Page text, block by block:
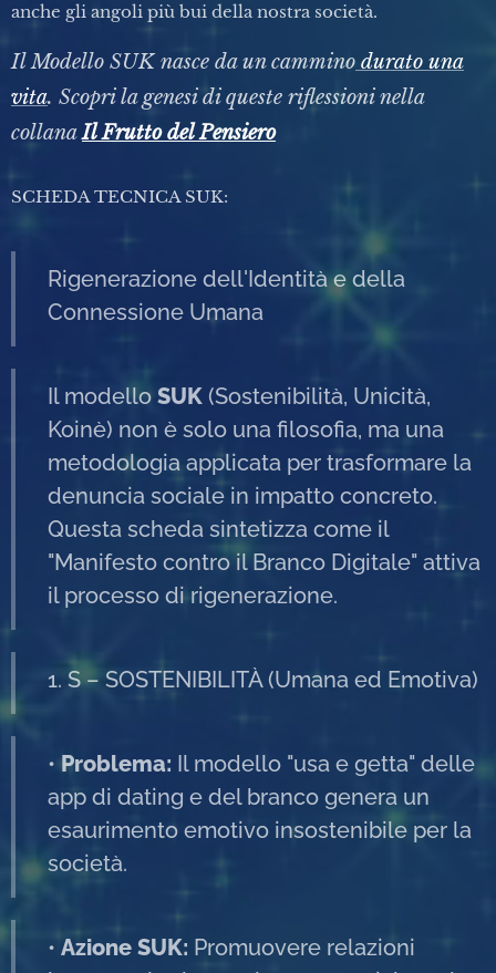
anche gli angoli più bui della nostra società.
Il Modello SUK nasce da un cammino durato una
vita. Scopri la genesi di queste riflessioni nella
collanaIl Frutto del Pensiero
SCHEDA TECNICA SUK:
Rigenerazione dell'Identità e della
Connessione Umana
Il modello SUK (Sostenibilità, Unicità,
Koinè) non è solo una filosofia, ma una
metodologia applicata per trasformare la
denuncia sociale in impatto concreto.
Questa scheda sintetizza come il
"Manifesto contro il Branco Digitale" attiva
il processo di rigenerazione.
1. S – SOSTENIBILITÀ (Umana ed Emotiva)
• Problema: Il modello "usa e getta" delle
app di dating e del branco genera un
esaurimento emotivo insostenibile per la
società.
• Azione SUK: Promuovere relazioni